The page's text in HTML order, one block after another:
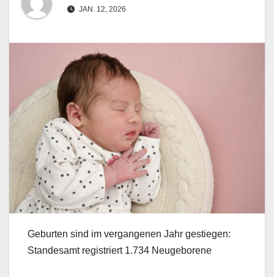
JAN. 12, 2026
Geburten sind im vergangenen Jahr gestiegen:
Standesamt registriert 1.734 Neugeborene